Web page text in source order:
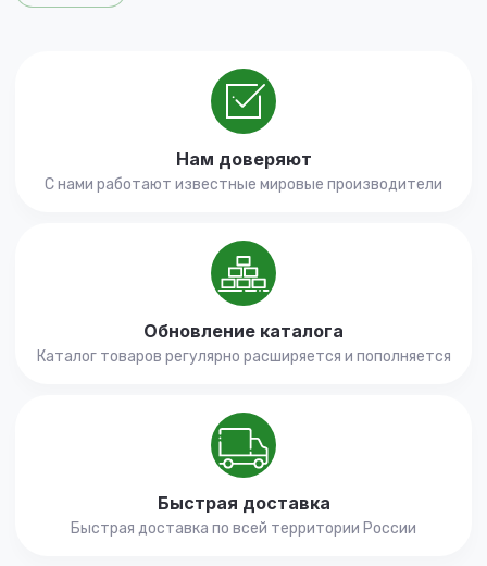
Нам доверяют
С нами работают известные мировые производители
Обновление каталога
Каталог товаров регулярно расширяется и пополняется
Быстрая доставка
Быстрая доставка по всей территории России